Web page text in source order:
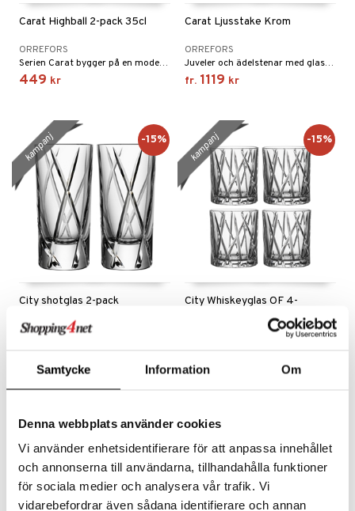
Samtycke Information Om
Denna webbplats använder cookies
Vi använder enhetsidentifierare för att anpassa innehållet
och annonserna till användarna, tillhandahålla funktioner
för sociala medier och analysera vår trafik. Vi
vidarebefordrar även sådana identifierare och annan
Carat Highball 2-pack 35cl
ORREFORS
Serien Carat bygger på en modern tolkning av den traditionella glasslipning som har gjort Orrefors världsberömt.
449 kr
Carat Ljusstake Krom
ORREFORS
Juveler och ädelstenar med glasserien Carat.
fr. 1119 kr
City shotglas 2-pack
ORREFORS
238
kampanj -15%
City Whiskeyglas OF 4-
Whiskyglas ur serien City.
450
kampanj -15%